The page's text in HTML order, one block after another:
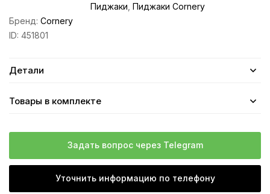
Пиджаки Пиджаки Cornery
Бренд: Cornery
ID: 451801
Детали
Товары в комплекте
Задать вопрос через Telegram
Уточнить информацию по телефону